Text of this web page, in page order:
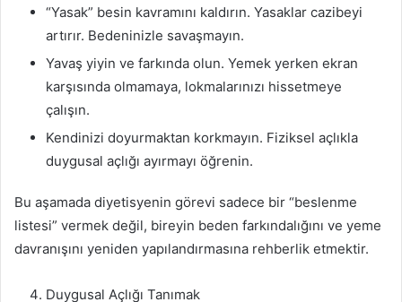
“Yasak” besin kavramını kaldırın. Yasaklar cazibeyi
artırır. Bedeninizle savaşmayın.
Yavaş yiyin ve farkında olun. Yemek yerken ekran
karşısında olmamaya, lokmalarınızı hissetmeye
çalışın.
Kendinizi doyurmaktan korkmayın. Fiziksel açlıkla
duygusal açlığı ayırmayı öğrenin.
Bu aşamada diyetisyenin görevi sadece bir “beslenme
listesi” vermek değil, bireyin beden farkındalığını ve yeme
davranışını yeniden yapılandırmasına rehberlik etmektir.
Duygusal Açlığı Tanımak